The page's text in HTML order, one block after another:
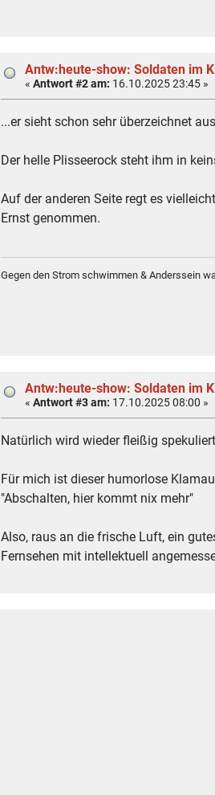
Antw:heute-show: Soldaten im
«Antwort #2 am: 16.10.2025 23:45 »
...er sieht schon sehr überzeichnet
Der helle Plisseerock steht ihm in
Auf der anderen Seite regt es
Ernst genommen.
Gegen den Strom schwimmen & Anderssein
Antw:heute-show: Soldaten im
«Antwort #3 am: 17.10.2025 08:00 »
Natürlich wird wieder fleißig
Für mich ist dieser humorlose
"Abschalten, hier kommt nix mehr"
Also, raus an die frische Luft, ein
Fernsehen mit intellektuell